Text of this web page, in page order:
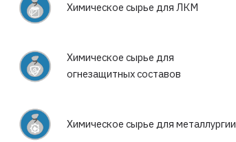
Химическое сырье для ЛКМ
Химическое сырье для
огнезащитных составов
Химическое сырье для металлургии